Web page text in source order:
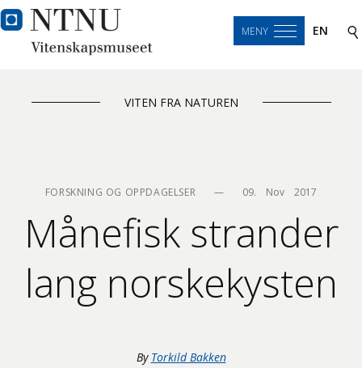
MENY EN
VITEN FRA NATUREN
FORSKNING OG OPPDAGELSER — 09.    Nov    2017
Månefisk strander
lang norskekysten
By Torkild Bakken